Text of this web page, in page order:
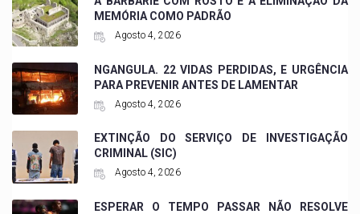
MEMÓRIA COMO PADRÃO
Agosto 4, 2026
NGANGULA. 22 VIDAS PERDIDAS, E URGÊNCIA
PARA PREVENIR ANTES DE LAMENTAR
Agosto 4, 2026
EXTINÇÃO DO SERVIÇO DE INVESTIGAÇÃO
CRIMINAL (SIC)
Agosto 4, 2026
ESPERAR O TEMPO PASSAR NÃO RESOLVE